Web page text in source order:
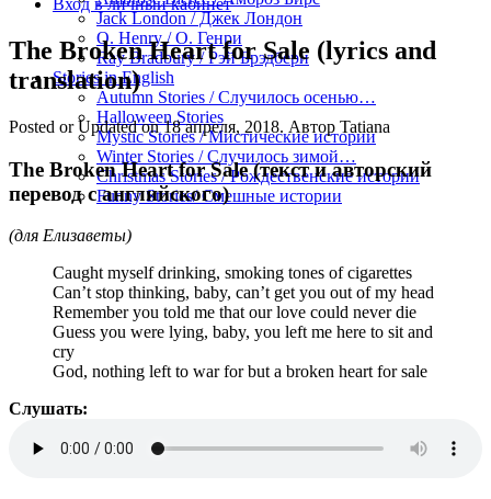
Jack London / Джек Лондон
O. Henry / О. Генри
Ray Bradbury / Рэй Брэдбери
Stories in English
Autumn Stories / Случилось осенью…
Halloween Stories
Mystic Stories / Мистические истории
Winter Stories / Случилось зимой…
Christmas Stories / Рождественские истории
Funny Stories/ Смешные истории
Вход в личный кабинет
The Broken Heart for Sale (lyrics and
translation)
Posted or Updated on18 апреля, 2018. Автор Tatiana
The Broken Heart for Sale (текст и авторский
перевод с английского)
(для Елизаветы)
Caught myself drinking, smoking tones of cigarettes
Can’t stop thinking, baby, can’t get you out of my head
Remember you told me that our love could never die
Guess you were lying, baby, you left me here to sit and
cry
God, nothing left to war for but a broken heart for sale
Слушать: